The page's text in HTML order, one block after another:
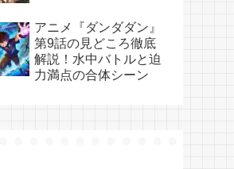
アニメ『ダンダダン』
第9話の見どころ徹底
解説！水中バトルと迫
力満点の合体シーン